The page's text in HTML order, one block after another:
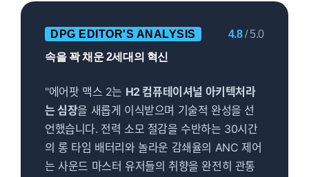
DPG EDITOR'S ANALYSIS
속을 꽉 채운 2세대의 혁신
4.8 / 5.0
"에어팟 맥스 2는 H2 컴퓨테이셔널 아키텍처라
는 심장을 새롭게 이식받으며 기술적 완성을 선
언했습니다. 전력 소모 절감을 수반하는 30시간
의 롱 타임 배터리와 놀라운 감쇄율의 ANC 제어
는 사운드 마스터 유저들의 취향을 완전히 관통